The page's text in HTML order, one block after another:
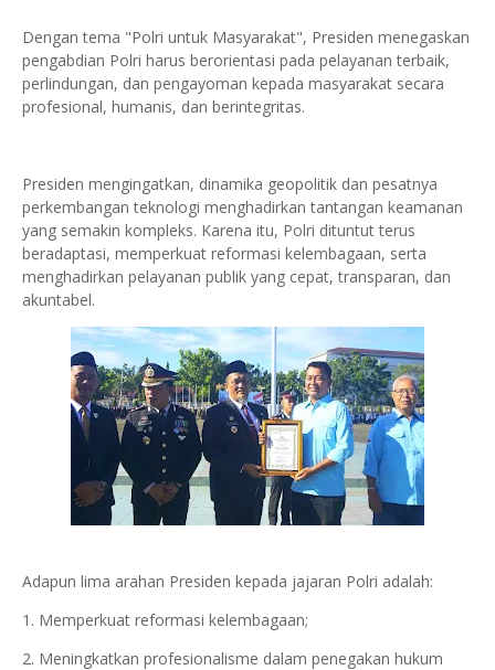
Dengan tema "Polri untuk Masyarakat", Presiden menegaskan
pengabdian Polri harus berorientasi pada pelayanan terbaik,
perlindungan, dan pengayoman kepada masyarakat secara
profesional, humanis, dan berintegritas.
Presiden mengingatkan, dinamika geopolitik dan pesatnya
perkembangan teknologi menghadirkan tantangan keamanan
yang semakin kompleks. Karena itu, Polri dituntut terus
beradaptasi, memperkuat reformasi kelembagaan, serta
menghadirkan pelayanan publik yang cepat, transparan, dan
akuntabel.
Adapun lima arahan Presiden kepada jajaran Polri adalah:
1. Memperkuat reformasi kelembagaan;
2. Meningkatkan profesionalisme dalam penegakan hukum